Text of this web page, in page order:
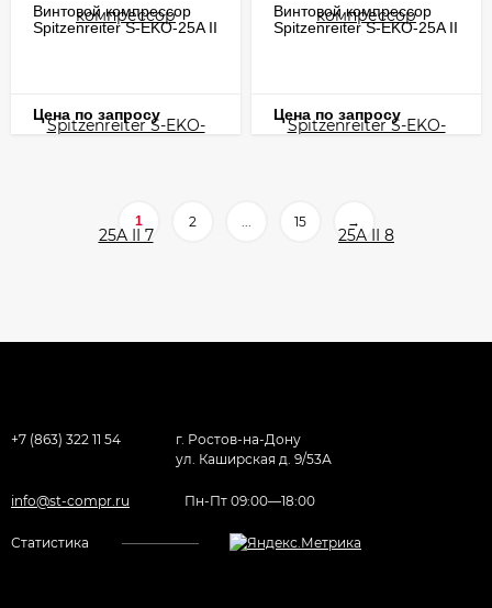
Винтовой компрессор
Spitzenreiter S-EKO-25A II
Цена по запросу
Винтовой компрессор
Spitzenreiter S-EKO-25A II
Цена по запросу
1 2 15 →
+7 (863) 322 11 54
г. Ростов-на-Дону
ул. Каширская д. 9/53А
info@st-compr.ru Пн-Пт 09:00—18:00
Статистика